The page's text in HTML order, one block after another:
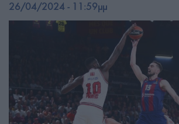
26/04/2024 - 11:59μμ